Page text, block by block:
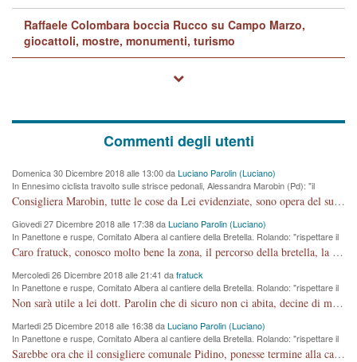
Raffaele Colombara boccia Rucco su Campo Marzo,
giocattoli, mostre, monumenti, turismo
Commenti degli utenti
Domenica 30 Dicembre 2018 alle 13:00 daLuciano Parolin (Luciano)
In Ennesimo ciclista travolto sulle strisce pedonali, Alessandra Marobin (Pd): "il
Comune si svegli"
Consigliera Marobin, tutte le cose da Lei evidenziate, sono opera del suo ex Assessore e compagno di Partito Antonio Marco Dalla Pozza Assessore alla "progettazione" di piste ciclabili e altre porcherie. A lui manderei il conto da saldare per incidenti e danni alle persone. E' ora che "finiamola." Avete perso rassegnatevi. qui IL SINDACO RUCCO NON C'ENTRA PER NIENTE. CAPITO!!!!!!!! Amen.
Giovedi 27 Dicembre 2018 alle 17:38 daLuciano Parolin (Luciano)
In Panettone e ruspe, Comitato Albera al cantiere della Bretella. Rolando: "rispettare il
cronoprogramma"
Caro fratuck, conosco molto bene la zona, il percorso della bretella, la situazione dei cittadini, abito in Viale Trento. A partire dal 2003 ho partecipato al Comitato di Maddalene pro bretella, e a riunioni propositive per apportare modifiche al progetto. Numerose mie foto del territorio sono arrivate a Roma, altri miei interventi (non graditi dalla Sx) sono stati pubblicati dal GdV, assieme ad altri come Ciro Asproso, ora favorevole alla bretella. Ho partecipato alla raccolta firme per la chiusura della strada x 5 giorni eseguita dal Sindaco Hullwech per sforamento 180 Micro/g. Pertanto come impegno per la tematica sono apposto con la coscienza. Ora il Progetto è partito, fine! Voglio dire che la nuova Giunta "comunale" non c'entra più. L'opera sarà "malauguratamente" eseguita, ma non con il mio placet. Il Consigliere Comunale dovrebbe capire che la campagna elettorale è finita, con buona pace di tutti. Quello che invece dovrebbe interessare è la proprietà della strada, dall'uscita autostradale Ovest, sino alla Rotatoria dell'Albara, vi sono tre possessori: Autostrade SpA; La Provincia, il Comune. Come la mettiamo per il futuro ? I costi, da 50 sono saliti a 100 milioni di € come dire 20 milioni a KM (!) da non credere. Comunque si farà. Ma nessuno canti Vittoria, anzi meglio non farne un ulteriore fatto "partitico" per questioni elettorali o di seggio. Se mi manda la sua mail, sono disponibile ad inviare i documenti e le foto sopra descritte. Con ossequi, Luciano Parolin
Mercoledi 26 Dicembre 2018 alle 21:41 dafratuck
In Panettone e ruspe, Comitato Albera al cantiere della Bretella. Rolando: "rispettare il
cronoprogramma"
Non sarà utile a lei dott. Parolin che di sicuro non ci abita, decine di migliaia di TIR, automobili e padroncini che passano quotidianamente per una strada appena rotabile, non è più possibile stendere i panni, attraversare la strada senza rischiare la morte, le case stanno crepando, i tempi sono cambiati e la bretella non passerà assolutamente per maddalene (ma cosa sta a dire?!), dia invece responsabilità a chi ha costruito tagliando la strada che doveva invece terminare a isola vicentina e non al moracchino lasciando Motta di Costabissara ancora in panne di traffico. I tempi sono cambiati dottore e se l'anagrafe della vita stagna nell'essere umano impressioni conservatrici, la società non le considera perchè va avanti, si industrializza e ha bisogno di infrastrutture e di sviluppo. Ultima considerazione, se è geloso di Rolando perchè vede in lui solo campagne politiche mentre si difendono i SOLI diritti dei cittadini, la preghiamo faccia considerazioni più appropriate. Saluti e complimenti per i suoi scritti.
Martedi 25 Dicembre 2018 alle 16:38 daLuciano Parolin (Luciano)
In Panettone e ruspe, Comitato Albera al cantiere della Bretella. Rolando: "rispettare il
cronoprogramma"
Sarebbe ora che il consigliere comunale Pidino, ponesse termine alla campagna elettorale nel territorio del suo seggio Villaggio del Sole. La tiraca è iniziata, distruggerà 6 km di prateria ovest della città, ricca di fonti e sorgenti d'acqua. I cittadini di Maddalene non avranno più Pace la notte. Molta colpa per la costruzione di questa Strada è proprio del signor Rolando,dei suoi gazebo mobili e che vuol far passare questa opera VANDALICA come progetto "utile" a chi ? Non è cosa seria sig. Rolando!